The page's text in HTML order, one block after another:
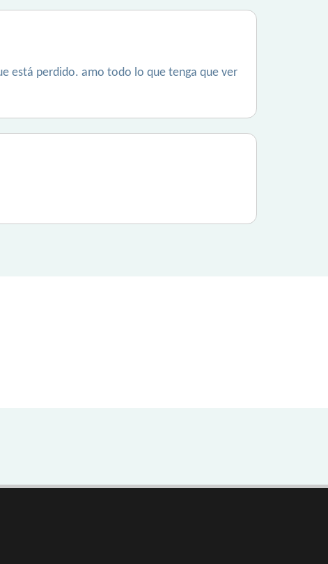
está perdido. amo todo lo que tenga que ver